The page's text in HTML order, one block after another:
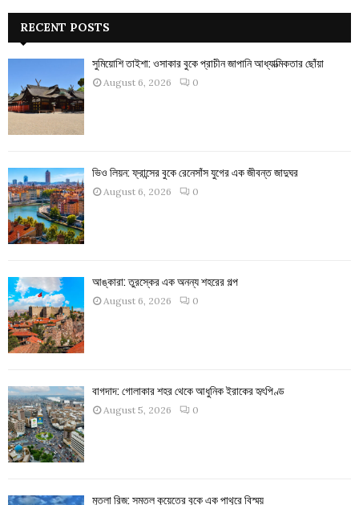
RECENT POSTS
সুমিয়োশি তাইশা: ওসাকার বুকে প্রাচীন জাপানি আধ্যাত্মিকতার ছোঁয়া
August 6, 2026 0
ভিও লিয়ন: ফ্রান্সের বুকে রেনেসাঁস যুগের এক জীবন্ত জাদুঘর
August 6, 2026 0
আঙ্কারা: তুরস্কের এক অনন্য শহরের গল্প
August 6, 2026 0
বাগদাদ: গোলাকার শহর থেকে আধুনিক ইরাকের হৃৎপিণ্ড
August 5, 2026 0
মুতলা রিজ: সমতল কুয়েতের বুকে এক পাথুরে বিস্ময়